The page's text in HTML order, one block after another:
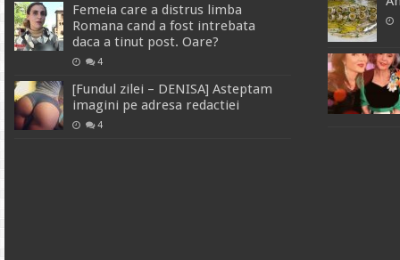
Femeia care a distrus limba
Romana cand a fost intrebata
daca a tinut post. Oare?
4
[Fundul zilei – DENISA] Asteptam
imagini pe adresa redactiei
4